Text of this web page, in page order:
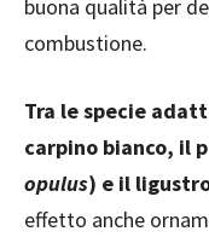
buona qualità per
combustione.
Tra le specie
carpino bianco, il
opulus) e il
effetto anche